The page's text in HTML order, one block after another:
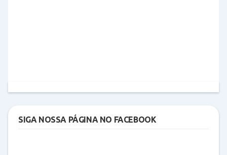
SIGA NOSSA PÁGINA NO FACEBOOK